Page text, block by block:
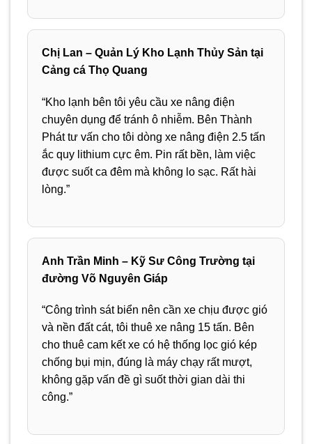
Chị Lan – Quản Lý Kho Lạnh Thủy Sản tại
Cảng cá Thọ Quang
“Kho lạnh bên tôi yêu cầu xe nâng điện
chuyên dụng để tránh ô nhiễm. Bên Thành
Phát tư vấn cho tôi dòng xe nâng điện 2.5 tấn
ắc quy lithium cực êm. Pin rất bền, làm việc
được suốt ca đêm mà không lo sạc. Rất hài
lòng.”
Anh Trần Minh – Kỹ Sư Công Trường tại
đường Võ Nguyên Giáp
“Công trình sát biển nên cần xe chịu được gió
và nền đất cát, tôi thuê xe nâng 15 tấn. Bên
cho thuê cam kết xe có hệ thống lọc gió kép
chống bụi mịn, đúng là máy chạy rất mượt,
không gặp vấn đề gì suốt thời gian dài thi
công.”